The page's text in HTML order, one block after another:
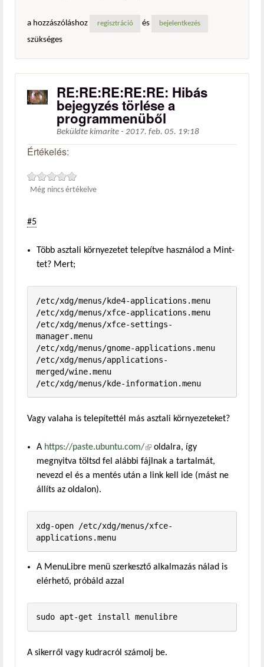
a hozzászóláshoz regisztráció és bejelentkezés
szükséges
RE:RE:RE:RE:RE: Hibás
bejegyzés törlése a
programmenüből
Beküldte kimarite - 2017. feb. 05. 19:18
Értékelés:
Még nincs értékelve
#5
Több asztali környezetet telepítve használod a Mint-
tet? Mert;
/etc/xdg/menus/kde4-applications.menu
/etc/xdg/menus/xfce-applications.menu
/etc/xdg/menus/xfce-settings-
manager.menu
/etc/xdg/menus/gnome-applications.menu
/etc/xdg/menus/applications-
merged/wine.menu
/etc/xdg/menus/kde-information.menu
Vagy valaha is telepítettél más asztali környezeteket?
A https://paste.ubuntu.com/(külső hivatkozás)
oldalra, így
megnyitva töltsd fel alábbi fájlnak a tartalmát,
nevezd el és a mentés után a link kell ide (mást ne
állíts az oldalon).
xdg-open /etc/xdg/menus/xfce-
applications.menu
A MenuLibre menü szerkesztő alkalmazás nálad is
elérhető, próbáld azzal
sudo apt-get install menulibre
A sikerről vagy kudracról számolj be.